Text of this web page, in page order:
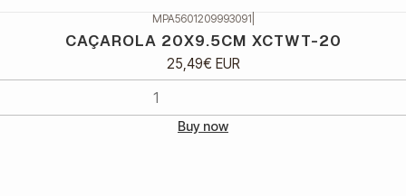
MPA5601209993091
CAÇAROLA 20X9.5CM XCTWT-20
25,49€ EUR
Buy now